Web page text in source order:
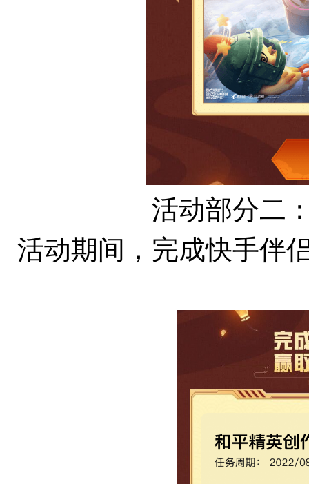
活动部分二
活动期间，完成快手伴